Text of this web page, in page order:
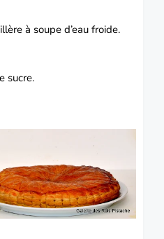
à soupe d’eau froide.
sucre.